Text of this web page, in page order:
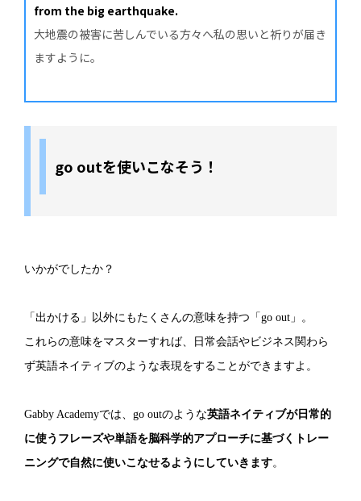
from the big earthquake.
大地震の被害に苦しんでいる方々へ私の思いと祈りが届き
ますように。
go outを使いこなそう！
いかがでしたか？
「出かける」以外にもたくさんの意味を持つ「go out」。
これらの意味をマスターすれば、日常会話やビジネス関わら
ず英語ネイティブのような表現をすることができますよ。
Gabby Academyでは、go outのような英語ネイティブが日常的
に使うフレーズや単語を脳科学的アプローチに基づくトレー
ニングで自然に使いこなせるようにしていきます。